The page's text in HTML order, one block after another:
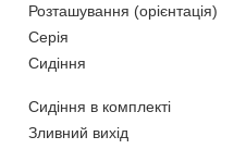
Розташування (орієнтація)
Серія
Сидіння
Сидіння в комплекті
Зливний вихід